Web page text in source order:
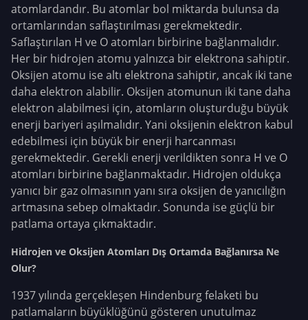
atomlardandır. Bu atomlar bol miktarda bulunsa da
ortamlarından saflaştırılması gerekmektedir.
Saflaştırılan H ve O atomları birbirine bağlanmalıdır.
Her bir hidrojen atomu yalnızca bir elektrona sahiptir.
Oksijen atomu ise altı elektrona sahiptir, ancak iki tane
daha elektron alabilir. Oksijen atomunun iki tane daha
elektron alabilmesi için, atomların oluşturduğu büyük
enerji bariyeri aşılmalıdır. Yani oksijenin elektron kabul
edebilmesi için büyük bir enerji harcanması
gerekmektedir. Gerekli enerji verildikten sonra H ve O
atomları birbirine bağlanmaktadır. Hidrojen oldukça
yanıcı bir gaz olmasının yanı sıra oksijen de yanıcılığın
artmasına sebep olmaktadır. Sonunda ise güçlü bir
patlama ortaya çıkmaktadır.
Hidrojen ve Oksijen Atomları Dış Ortamda Bağlanırsa Ne
Olur?
1937 yılında gerçekleşen Hindenburg felaketi bu
patlamaların büyüklüğünü gösteren unutulmaz